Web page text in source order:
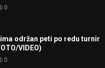
0
održan peti po redu turnir
VIDEO)
0